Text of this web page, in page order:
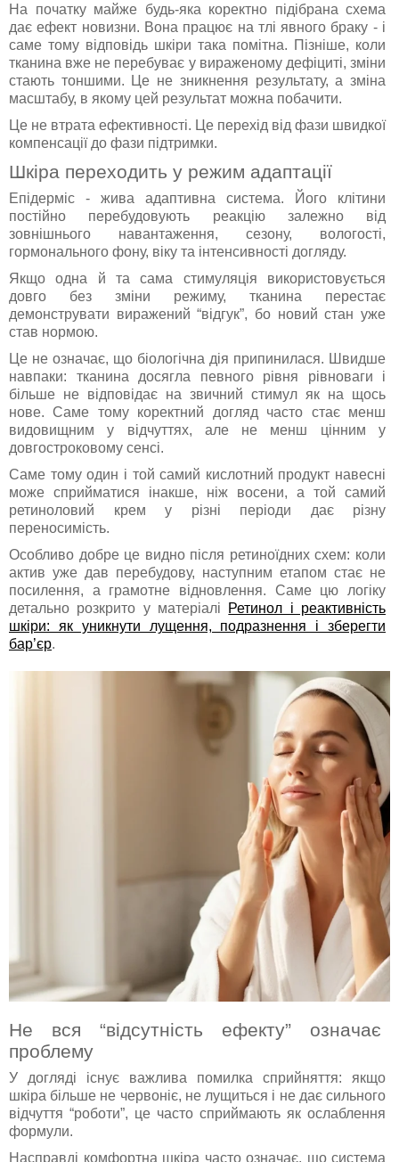
На початку майже будь-яка коректно підібрана схема
дає ефект новизни. Вона працює на тлі явного браку - і
саме тому відповідь шкіри така помітна. Пізніше, коли
тканина вже не перебуває у вираженому дефіциті, зміни
стають тоншими. Це не зникнення результату, а зміна
масштабу, в якому цей результат можна побачити.
Це не втрата ефективності. Це перехід від фази швидкої
компенсації до фази підтримки.
Шкіра переходить у режим адаптації
Епідерміс - жива адаптивна система. Його клітини
постійно перебудовують реакцію залежно від
зовнішнього навантаження, сезону, вологості,
гормонального фону, віку та інтенсивності догляду.
Якщо одна й та сама стимуляція використовується
довго без зміни режиму, тканина перестає
демонструвати виражений “відгук”, бо новий стан уже
став нормою.
Це не означає, що біологічна дія припинилася. Швидше
навпаки: тканина досягла певного рівня рівноваги і
більше не відповідає на звичний стимул як на щось
нове. Саме тому коректний догляд часто стає менш
видовищним у відчуттях, але не менш цінним у
довгостроковому сенсі.
Саме тому один і той самий кислотний продукт навесні
може сприйматися інакше, ніж восени, а той самий
ретиноловий крем у різні періоди дає різну
переносимість.
Особливо добре це видно після ретиноїдних схем: коли
актив уже дав перебудову, наступним етапом стає не
посилення, а грамотне відновлення. Саме цю логіку
детально розкрито у матеріалі Ретинол і реактивність
шкіри: як уникнути лущення, подразнення і зберегти
бар’єр.
Не вся “відсутність ефекту” означає
проблему
У догляді існує важлива помилка сприйняття: якщо
шкіра більше не червоніє, не лущиться і не дає сильного
відчуття “роботи”, це часто сприймають як ослаблення
формули.
Насправді комфортна шкіра часто означає, що система